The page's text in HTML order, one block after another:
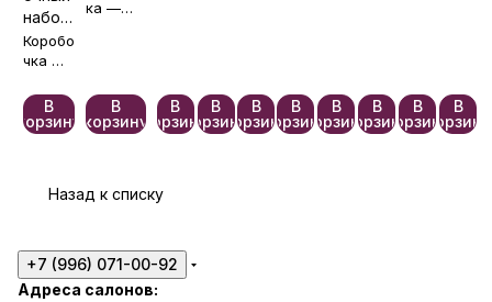
набор
«Приз
нание
Коробо
чка —
тно🎀
В
корзину
исмент
ка —
В
корзину
В
корзину
В
корзину
В
корзину
В
корзину
В
корзину
В
корзину
В
корзину
В
корзину
Назад к списку
+7 (996) 071-00-92
Адреса салонов: